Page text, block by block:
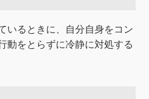
いるときに、自分自身をコン
動をとらずに冷静に対処する